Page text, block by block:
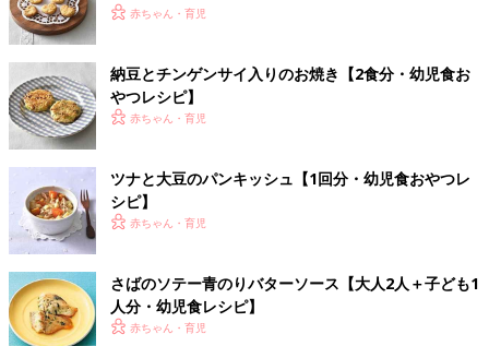
食 電子レンジで取り分けレシピ
時間のないときでもラクに作れて、幅広くアレ
ンジできる電子レンジレシピ。 調理の手間がグ
ンと省けて、献立のバリエも広がります。 電子
で、栄養素をあまり損なわずに調理できます。
そんな電子レンジの特徴を生かして、大人用か
レシピをご紹介します。
フレンチトースト にんじんサラダ添え
【大人2人＋子ども1人分・幼児食レシ
ます。フレンチトースト にんじんサラダ添え
赤ちゃん・育児
納豆とチンゲンサイ入りのお焼き【2食分・幼児食お
やつレシピ】
赤ちゃん・育児
ツナと大豆のパンキッシュ【1回分・幼児食おやつレ
シピ】
赤ちゃん・育児
さばのソテー青のりバターソース【大人2人＋子ども1
人分・幼児食レシピ】
赤ちゃん・育児